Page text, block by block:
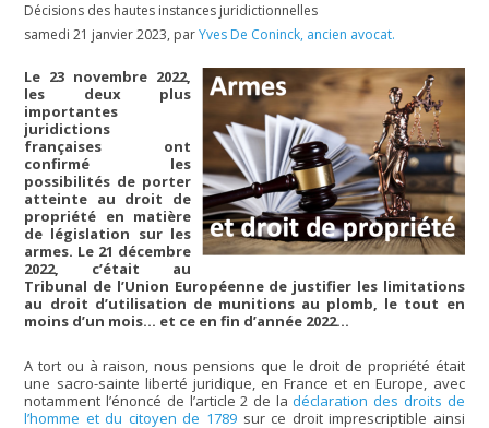
Décisions des hautes instances juridictionnelles
samedi 21 janvier 2023, parYves De Coninck, ancien avocat.
Le 23 novembre 2022,
les deux plus
importantes
juridictions
françaises ont
confirmé les
possibilités de porter
atteinte au droit de
propriété en matière
de législation sur les
armes. Le 21 décembre
2022, c’était au
Tribunal de l’Union Européenne de justifier les limitations
au droit d’utilisation de munitions au plomb, le tout en
moins d’un mois… et ce en fin d’année 2022…
A tort ou à raison, nous pensions que le droit de propriété était
une sacro-sainte liberté juridique, en France et en Europe, avec
notamment l’énoncé de l’article 2 de ladéclaration des droits de
l’homme et du citoyen de 1789 sur ce droit imprescriptible ainsi